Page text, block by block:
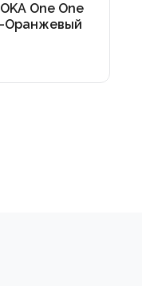
One One
Оранжевый